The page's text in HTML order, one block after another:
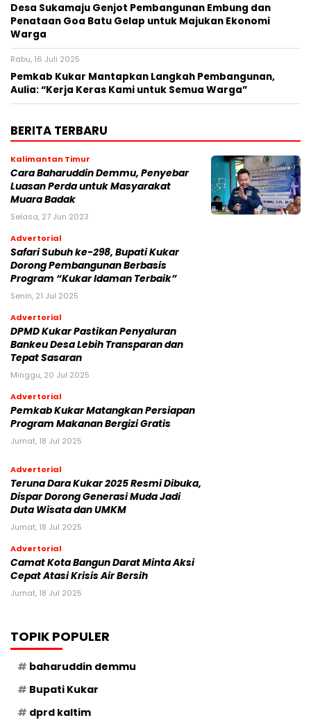
Desa Sukamaju Genjot Pembangunan Embung dan
Penataan Goa Batu Gelap untuk Majukan Ekonomi
Warga
Rabu, 16 Juli 2025
Pemkab Kukar Mantapkan Langkah Pembangunan,
Aulia: “Kerja Keras Kami untuk Semua Warga”
BERITA TERBARU
Kalimantan Timur
Cara Baharuddin Demmu, Penyebar
Luasan Perda untuk Masyarakat
Muara Badak
Selasa, 27 Jun 2023
Advertorial
Safari Subuh ke-298, Bupati Kukar
Dorong Pembangunan Berbasis
Program “Kukar Idaman Terbaik”
Senin, 21 Jul 2025
Advertorial
DPMD Kukar Pastikan Penyaluran
Bankeu Desa Lebih Transparan dan
Tepat Sasaran
Minggu, 20 Jul 2025
Advertorial
Pemkab Kukar Matangkan Persiapan
Program Makanan Bergizi Gratis
Jumat, 18 Jul 2025
Advertorial
Teruna Dara Kukar 2025 Resmi Dibuka,
Dispar Dorong Generasi Muda Jadi
Duta Wisata dan UMKM
Jumat, 18 Jul 2025
Advertorial
Camat Kota Bangun Darat Minta Aksi
Cepat Atasi Krisis Air Bersih
Jumat, 18 Jul 2025
TOPIK POPULER
baharuddin demmu
Bupati Kukar
dprd kaltim